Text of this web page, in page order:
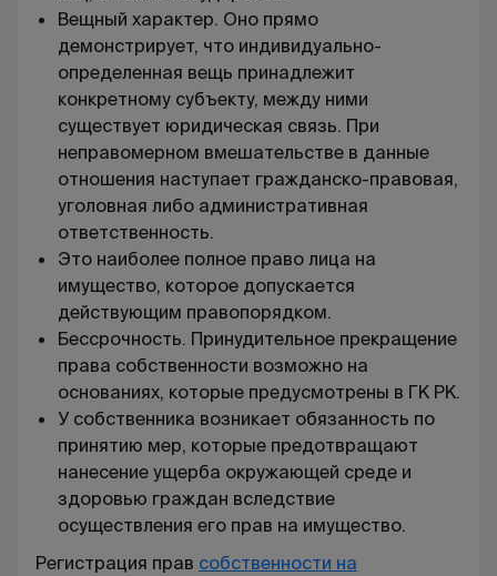
Вещный характер. Оно прямо
демонстрирует, что индивидуально-
определенная вещь принадлежит
конкретному субъекту, между ними
существует юридическая связь. При
неправомерном вмешательстве в данные
отношения наступает гражданско-правовая,
уголовная либо административная
ответственность.
Это наиболее полное право лица на
имущество, которое допускается
действующим правопорядком.
Бессрочность. Принудительное прекращение
права собственности возможно на
основаниях, которые предусмотрены в ГК РК.
У собственника возникает обязанность по
принятию мер, которые предотвращают
нанесение ущерба окружающей среде и
здоровью граждан вследствие
осуществления его прав на имущество.
Регистрация прав собственности на